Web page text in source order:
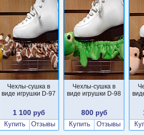
Чехлы-сушка в
виде игрушки D-97
1 100 руб
Купить
Отзывы
Чехлы-сушка в
виде игрушки D-98
800руб
Купить
Отзывы